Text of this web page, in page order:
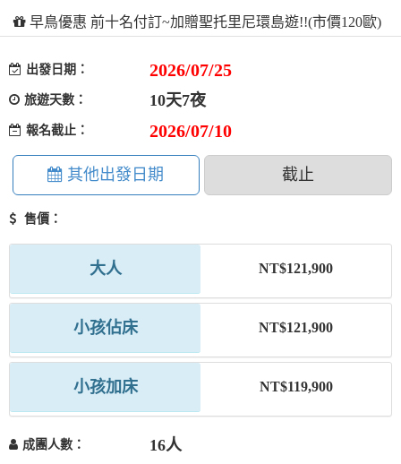
早鳥優惠 前十名付訂~加贈聖托里尼環島遊!!(市價120歐)
出發日期： 2026/07/25
旅遊天數： 10天7夜
報名截止： 2026/07/10
其他出發日期 截止
售價：
大人 NT$121,900
小孩佔床 NT$121,900
小孩加床 NT$119,900
成團人數： 16人